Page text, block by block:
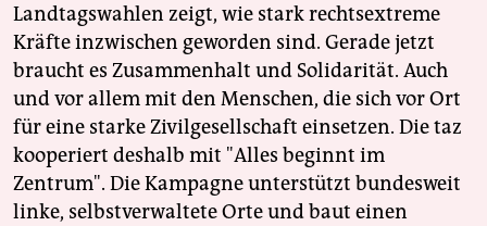
Landtagswahlen zeigt, wie stark rechtsextreme
Kräfte inzwischen geworden sind. Gerade jetzt
braucht es Zusammenhalt und Solidarität. Auch
und vor allem mit den Menschen, die sich vor Ort
für eine starke Zivilgesellschaft einsetzen. Die taz
kooperiert deshalb mit "Alles beginnt im
Zentrum". Die Kampagne unterstützt bundesweit
linke, selbstverwaltete Orte und baut einen